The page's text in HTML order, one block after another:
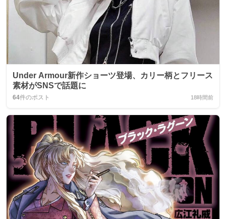
Under Armour新作ショーツ登場、カリー柄とフリース
素材がSNSで話題に
64件のポスト 18時間前